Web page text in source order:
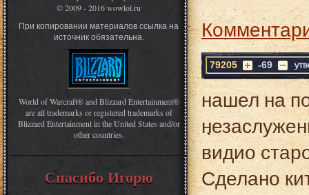
79205 -69
нашел на
видио
Сделано
© 2009 - 2016 wowlol.ru
При копировании материалов ссылка на
источник обязательна.
World of Warcraft® and Blizzard Entertainment®
are all trademarks or registered trademarks of
Blizzard Entertainment in the United States and/or
other countries.
Спасибо Игорю